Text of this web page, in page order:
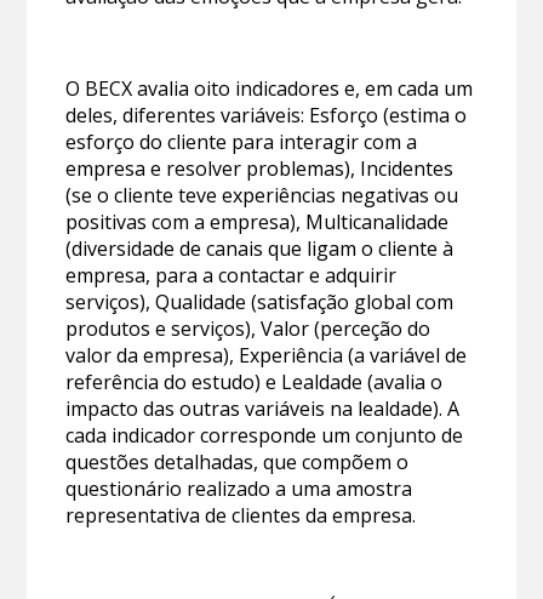
O BECX avalia oito indicadores e, em cada um
deles, diferentes variáveis: Esforço (estima o
esforço do cliente para interagir com a
empresa e resolver problemas), Incidentes
(se o cliente teve experiências negativas ou
positivas com a empresa), Multicanalidade
(diversidade de canais que ligam o cliente à
empresa, para a contactar e adquirir
serviços), Qualidade (satisfação global com
produtos e serviços), Valor (perceção do
valor da empresa), Experiência (a variável de
referência do estudo) e Lealdade (avalia o
impacto das outras variáveis na lealdade). A
cada indicador corresponde um conjunto de
questões detalhadas, que compõem o
questionário realizado a uma amostra
representativa de clientes da empresa.